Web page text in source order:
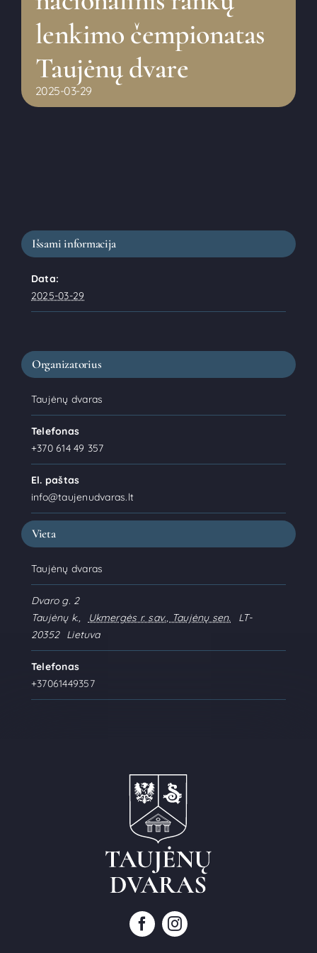
lenkimo čempionatas
Taujėnų dvare
2025-03-29
Išsami informacija
Data:
2025-03-29
Vieta
Taujėnų dvaras
Dvaro g. 2
Taujėnų k., Ukmergės r. sav., Taujėnų sen.
LT-
20352 Lietuva
Telefonas
+37061449357
Organizatorius
Taujėnų dvaras
Telefonas
+370 614 49 357
El. paštas
info@taujenudvaras.lt